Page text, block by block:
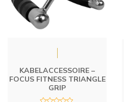
KABELACCESSOIRE –
FOCUS FITNESS TRIANGLE
GRIP